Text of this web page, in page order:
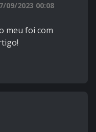
09/2023 00:08
meu foi com